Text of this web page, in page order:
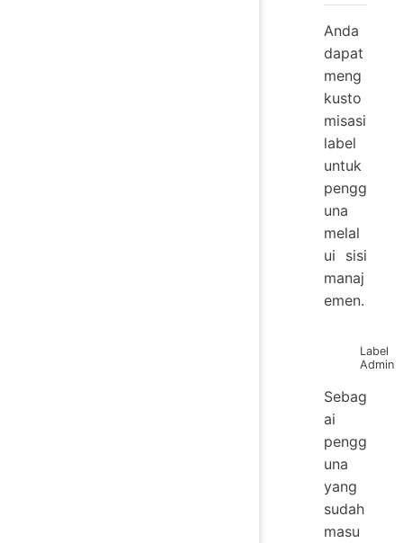
Anda
dapat
meng
kusto
misasi
label
untuk
pengg
una
melal
ui sisi
manaj
emen.
Label
Admin
Sebag
ai
pengg
una
yang
sudah
masu